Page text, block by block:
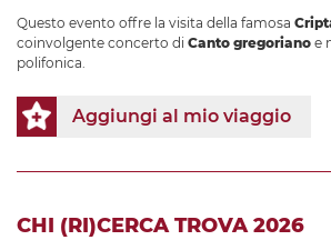
Questo evento offre la visita della famosa
coinvolgente concerto di Canto gregoriano e
polifonica.
Aggiungi al mio viaggio
CHI (RI)CERCA TROVA 2026